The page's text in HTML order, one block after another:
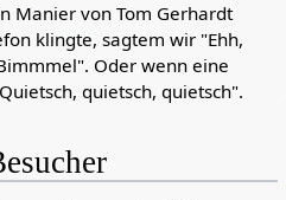
Manier von Tom Gerhardt
klingte, sagtem wir "Ehh,
Oder wenn eine
quietsch, quietsch".